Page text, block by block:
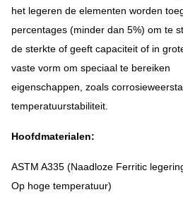
het legeren de elementen worden
percentages (minder dan 5%) om te
de sterkte of geeft capaciteit of in
vaste vorm om speciaal te bereiken
eigenschappen, zoals
temperatuurstabiliteit.
Hoofdmaterialen:
ASTM A335 (Naadloze Ferritic
Op hoge temperatuur)